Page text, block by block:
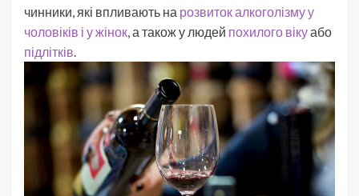
чинники, які впливають на розвиток алкоголізму у
чоловіків і у жінок, а також у людей похилого вікуабо
підлітків.